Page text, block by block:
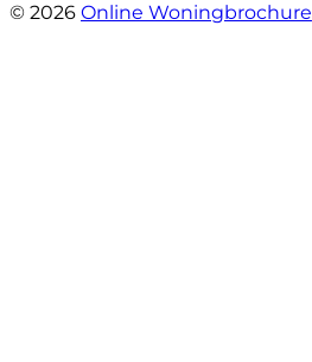
© 2026 Online Woningbrochure